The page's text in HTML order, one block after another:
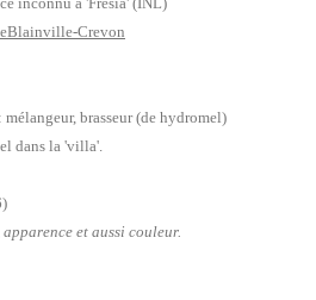
Blainville-Crevon
mélangeur, brasseur (de hydromel)
dans la 'villa'.
et aussi couleur.